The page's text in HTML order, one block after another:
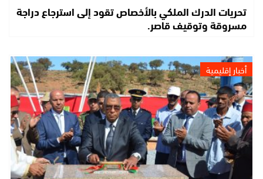
تحريات الدرك الملكي بالأخصاص تقود إلى استرجاع دراجة
مسروقة وتوقيف قاصر.
أخبار إقليمية